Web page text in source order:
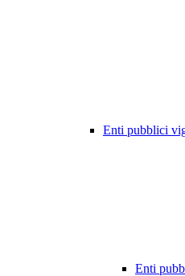
Enti pubblici
Enti